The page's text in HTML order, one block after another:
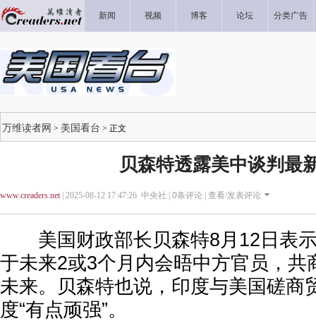
新闻 视频 博客 论坛 分类广告
万维读者网 > 美国看台 > 正文
贝森特透露美中谈判最
www.creaders.net| 2025-08-12 17:47:26 中央社 | 0条评论 | 查看/发表评论
美国财政部长贝森特8月12日表示
于未来2或3个月内会晤中方官员，共
未来。
贝森特也说，印度与美国磋商
度“有点顽强”。